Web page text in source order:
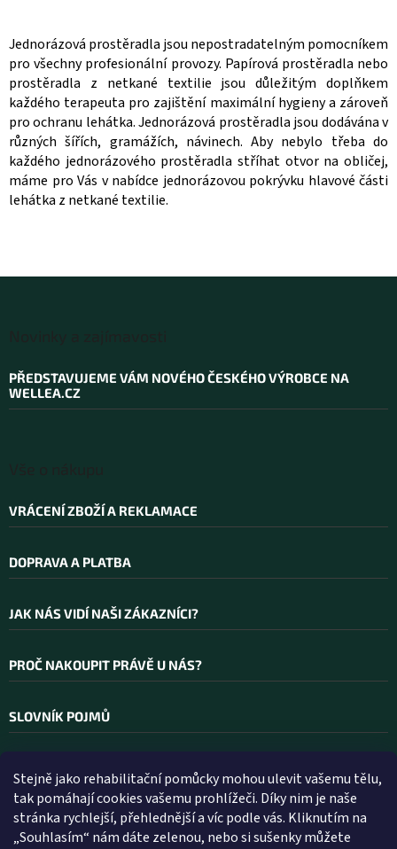
Stejně jako rehabilitační pomůcky mohou ulevit vašemu tělu,
tak pomáhají cookies vašemu prohlížeči. Díky nim je naše
stránka rychlejší, přehlednější a víc podle vás. Kliknutím na
„Souhlasím“ nám dáte zelenou, nebo si sušenky můžete
á
a
c
í
p
r
v
k
y
s
Jednorázová prostěradla jsou nepostradatelným pomocníkem
pro všechny profesionální provozy. Papírová prostěradla nebo
prostěradla z netkané textilie jsou důležitým doplňkem
každého terapeuta pro zajištění maximální hygieny a zároveň
pro ochranu lehátka. Jednorázová prostěradla jsou dodávána v
různých šířích, gramážích, návinech. Aby nebylo třeba do
každého jednorázového prostěradla stříhat otvor na obličej,
máme pro Vás v nabídce jednorázovou pokrývku hlavové části
lehátka z netkané textilie.
PŘEDSTAVUJEME VÁM NOVÉHO ČESKÉHO VÝROBCE NA
WELLEA.CZ
VRÁCENÍ ZBOŽÍ A REKLAMACE
DOPRAVA A PLATBA
JAK NÁS VIDÍ NAŠI ZÁKAZNÍCI?
PROČ NAKOUPIT PRÁVĚ U NÁS?
SLOVNÍK POJMŮ
Kontakt
INFO@WELLEA.CZ